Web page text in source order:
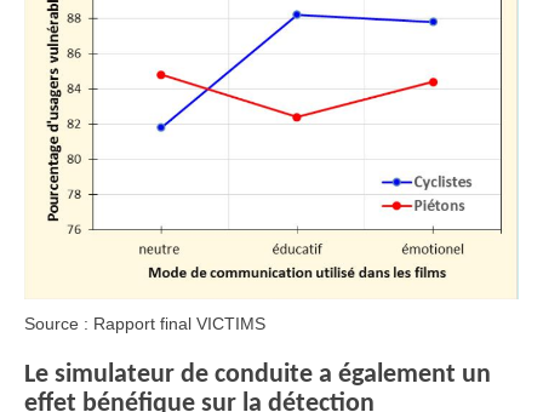
Source : Rapport final VICTIMS
Le simulateur de conduite a également un
effet bénéfique sur la détection